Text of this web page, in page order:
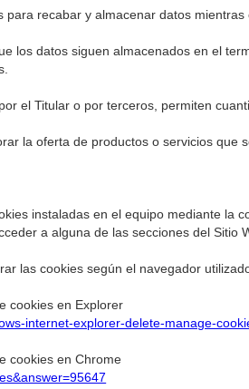
recabar y almacenar datos mientras
los datos siguen almacenados en el
el Titular o por terceros, permiten
la oferta de productos o servicios que
instaladas en el equipo mediante
a alguna de las secciones del Sitio
las cookies según el navegador
cookies en Explorer
internet-explorer-delete-manage-
cookies en Chrome